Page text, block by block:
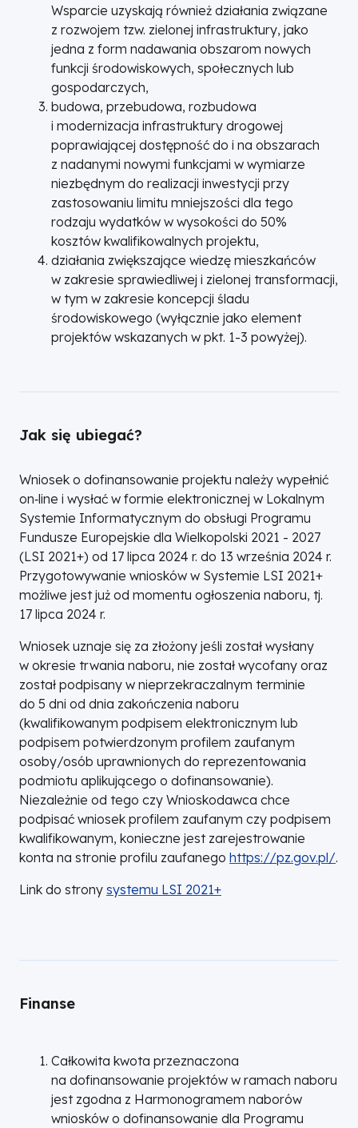
Wsparcie uzyskają również działania związane
z rozwojem tzw. zielonej infrastruktury, jako
jedna z form nadawania obszarom nowych
funkcji środowiskowych, społecznych lub
gospodarczych,
budowa, przebudowa, rozbudowa
i modernizacja infrastruktury drogowej
poprawiającej dostępność do i na obszarach
z nadanymi nowymi funkcjami w wymiarze
niezbędnym do realizacji inwestycji przy
zastosowaniu limitu mniejszości dla tego
rodzaju wydatków w wysokości do 50%
kosztów kwalifikowalnych projektu,
działania zwiększające wiedzę mieszkańców
w zakresie sprawiedliwej i zielonej transformacji,
w tym w zakresie koncepcji śladu
środowiskowego (wyłącznie jako element
projektów wskazanych w pkt. 1-3 powyżej).
Jak się ubiegać?
Wniosek o dofinansowanie projektu należy wypełnić
on‑line i wysłać w formie elektronicznej w Lokalnym
Systemie Informatycznym do obsługi Programu
Fundusze Europejskie dla Wielkopolski 2021 - 2027
(LSI 2021+) od 17 lipca 2024 r. do 13 września 2024 r.
Przygotowywanie wniosków w Systemie LSI 2021+
możliwe jest już od momentu ogłoszenia naboru, tj.
17 lipca 2024 r.
Wniosek uznaje się za złożony jeśli został wysłany
w okresie trwania naboru, nie został wycofany oraz
został podpisany w nieprzekraczalnym terminie
do 5 dni od dnia zakończenia naboru
(kwalifikowanym podpisem elektronicznym lub
podpisem potwierdzonym profilem zaufanym
osoby/osób uprawnionych do reprezentowania
podmiotu aplikującego o dofinansowanie).
Niezależnie od tego czy Wnioskodawca chce
podpisać wniosek profilem zaufanym czy podpisem
kwalifikowanym, konieczne jest zarejestrowanie
konta na stronie profilu zaufanego https://pz.gov.pl/.
Link do strony systemu LSI 2021+
Finanse
Całkowita kwota przeznaczona
na dofinansowanie projektów w ramach naboru
jest zgodna z Harmonogramem naborów
wniosków o dofinansowanie dla Programu